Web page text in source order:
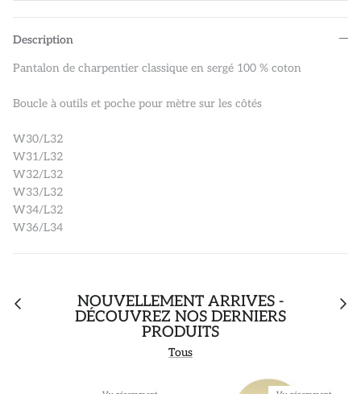
Description
Pantalon de charpentier classique en sergé 100 % coton
Boucle à outils et poche pour mètre sur les côtés
W30/L32
W31/L32
W32/L32
W33/L32
W34/L32
W36/L34
NOUVELLEMENT ARRIVÉS -
DÉCOUVREZ NOS DERNIERS
PRODUITS
Tous